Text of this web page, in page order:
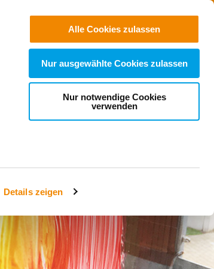
Details zeigen
Alle Cookies zulassen
Nur ausgewählte Cookies zulassen
Nur notwendige Cookies
verwenden
Suchen
Freie